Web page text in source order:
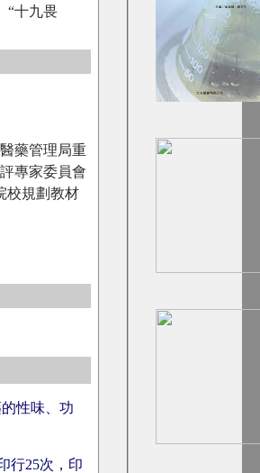
“十九畏
藥管理局重
專家委員會
校規劃教材
性味、功
行25次，印